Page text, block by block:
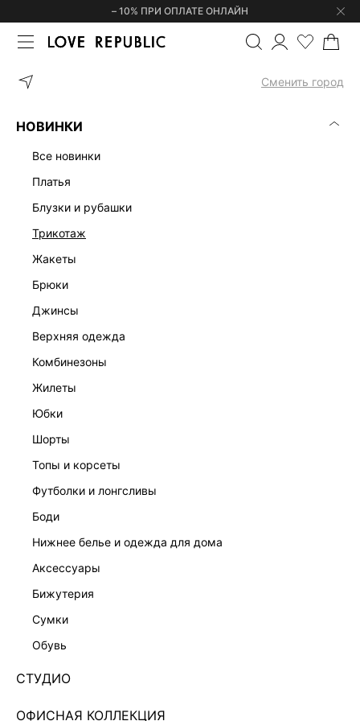
– 10% ПРИ ОПЛАТЕ ОНЛАЙН
Сменить город
НОВИНКИ
все новинки
платья
блузки и рубашки
трикотаж
жакеты
брюки
джинсы
верхняя одежда
комбинезоны
жилеты
юбки
шорты
топы и корсеты
футболки и лонгсливы
боди
нижнее белье и одежда для дома
аксессуары
бижутерия
сумки
обувь
СТУДИО
ОФИСНАЯ КОЛЛЕКЦИЯ
ГЛАВНАЯ ПРЯМЫЕ ДЖИНСЫ
ЭКСКЛЮЗИВНО ОНЛАЙН
ПРЯМЫЕ ДЖИНСЫ 6151417709-104
Нет в наличии
ЦВЕТ:СИНИЙ